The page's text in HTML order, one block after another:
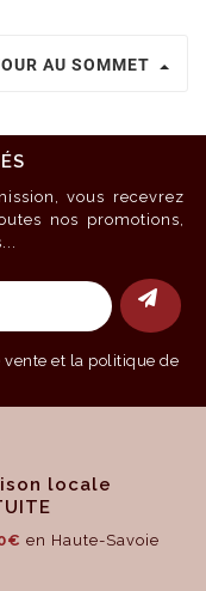
AU SOMMET
vous recevrez
nos promotions,
vente et la politique de
locale
en Haute-Savoie